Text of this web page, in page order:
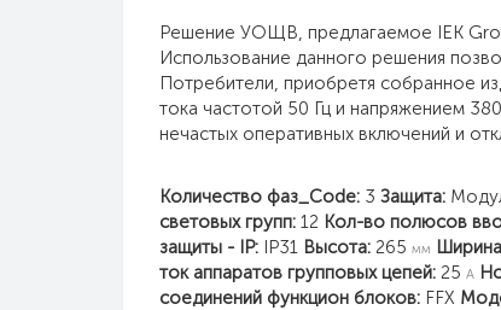
Решение УОЩВ, предлагаемое IEK
Использование данного решения
Потребители, приобретя собранное
тока частотой 50 Гц и напряжением
нечастых оперативных включений и
Количество фаз_Code: 3 Защита:
световых групп: 12 Кол-во полюсов
защиты - IP: IP31 Высота: 265 мм
ток аппаратов групповых цепей: 25 А
соединений функцион блоков: FFX